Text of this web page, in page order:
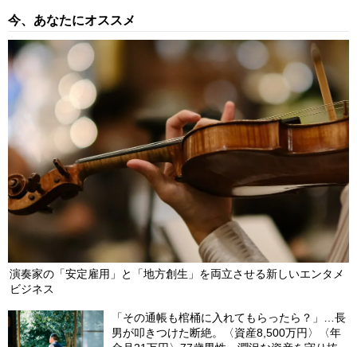
今、あなたにオススメ
演奏家の「安定雇用」と「地方創生」を両立させる新しいエンタメ
ビジネス
「その通帳も棺桶に入れてもらったら？」…長
男が叩きつけた断絶。〈資産8,500万円〉〈年